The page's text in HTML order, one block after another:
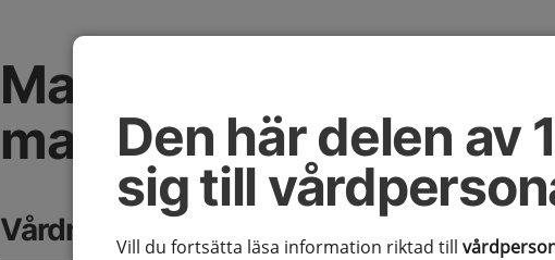
Den här delen av
sig till
Vill du fortsätta läsa information riktad till
Matstrups- och
magsäckscancer
Vårdnivå, samverkan och remissrutiner